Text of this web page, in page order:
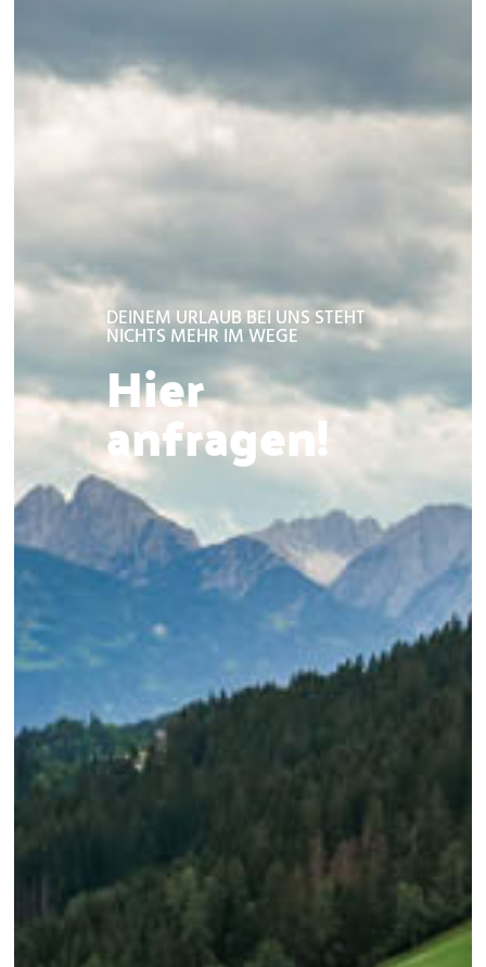
DEINEM URLAUB BEI UNS STEHT
NICHTS MEHR IM WEGE
Hier
anfragen!